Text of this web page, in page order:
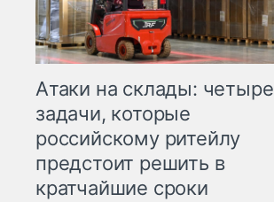
Атаки на склады: четыре
задачи, которые
российскому ритейлу
предстоит решить в
кратчайшие сроки